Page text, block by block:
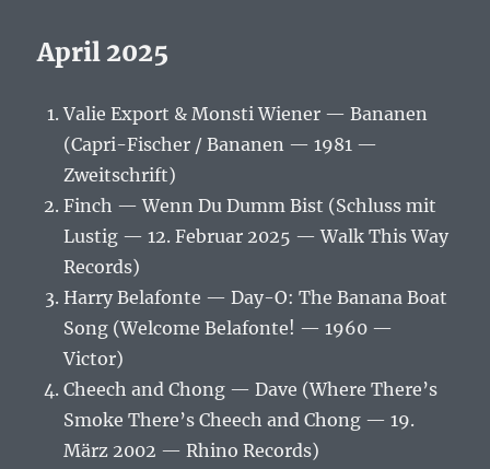
April 2025
Valie Export & Monsti Wiener — Bananen
(Capri-Fischer / Bananen — 1981 —
Zweitschrift)
Finch — Wenn Du Dumm Bist (Schluss mit
Lustig — 12. Februar 2025 — Walk This Way
Records)
Harry Belafonte — Day-O: The Banana Boat
Song (Welcome Belafonte! — 1960 —
Victor)
Cheech and Chong — Dave (Where There’s
Smoke There’s Cheech and Chong — 19.
März 2002 — Rhino Records)